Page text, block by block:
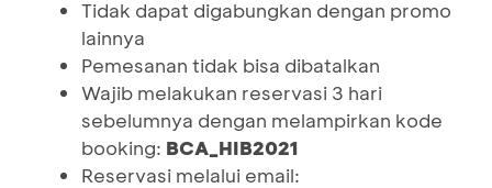
Tidak dapat digabungkan dengan promo
lainnya
Pemesanan tidak bisa dibatalkan
Wajib melakukan reservasi 3 hari
sebelumnya dengan melampirkan kode
booking: BCA_HIB2021
Reservasi melalui email: